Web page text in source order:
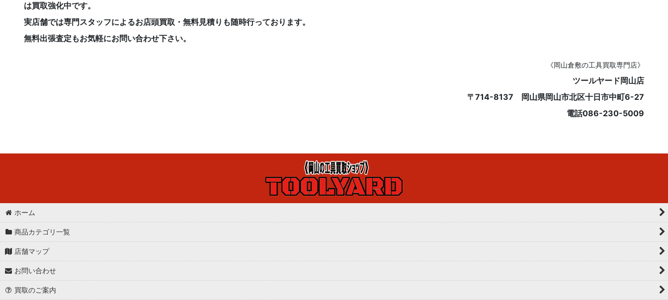
は買取強化中です。
実店舗では専門スタッフによるお店頭買取・無料見積りも随時行っております。
無料出張査定もお気軽にお問い合わせ下さい。
《岡山倉敷の工具買取専門店》
ツールヤード岡山店
〒714-8137 岡山県岡山市北区十日市中町6-27
電話086-230-5009
ホーム
商品カテゴリ一覧
店舗マップ
お問い合わせ
買取のご案内